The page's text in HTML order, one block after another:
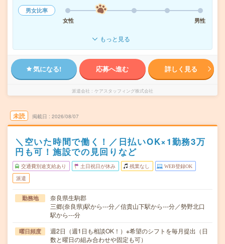
男女比率
女性
男性
もっと見る
気になる! 応募へ進む 詳しく見る
派遣会社 ケアスタッフィング株式会社
未読 掲載日 2026/08/07
＼空いた時間で働く！／日払いOK×1勤務3万
円も可！施設での見回りなど
交通費別途支給あり 土日祝日が休み 残業なし WEB登録OK
派遣
勤務地
奈良県生駒郡
三郷(奈良県)駅から---分／信貴山下駅から---分／勢野北口
駅から---分
曜日頻度
週2日（週1日も相談OK！）※希望のシフトを毎月提出（日
数と曜日の組み合わせや固定も可）